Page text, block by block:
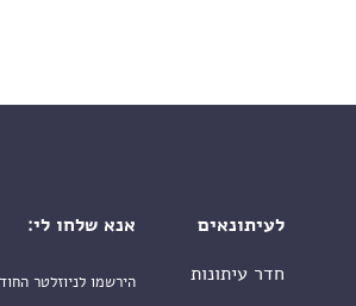
לעיתונאים
חדר עיתונות
אנא שלחו לי:
הירשמו לניוזלטר